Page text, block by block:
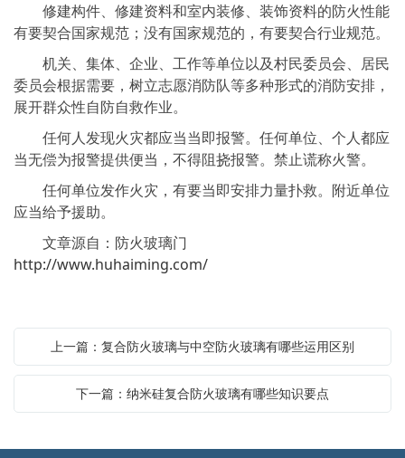
修建构件、修建资料和室内装修、装饰资料的防火性能
有要契合国家规范；没有国家规范的，有要契合行业规范。
机关、集体、企业、工作等单位以及村民委员会、居民
委员会根据需要，树立志愿消防队等多种形式的消防安排，
展开群众性自防自救作业。
任何人发现火灾都应当当即报警。任何单位、个人都应
当无偿为报警提供便当，不得阻挠报警。禁止谎称火警。
任何单位发作火灾，有要当即安排力量扑救。附近单位
应当给予援助。
文章源自：防火玻璃门
http://www.huhaiming.com/
上一篇：复合防火玻璃与中空防火玻璃有哪些运用区别
下一篇：纳米硅复合防火玻璃有哪些知识要点